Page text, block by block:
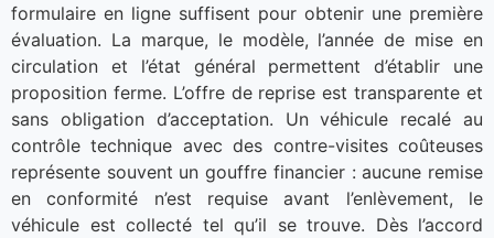
formulaire en ligne suffisent pour obtenir une première
évaluation. La marque, le modèle, l’année de mise en
circulation et l’état général permettent d’établir une
proposition ferme. L’offre de reprise est transparente et
sans obligation d’acceptation. Un véhicule recalé au
contrôle technique avec des contre-visites coûteuses
représente souvent un gouffre financier : aucune remise
en conformité n’est requise avant l’enlèvement, le
véhicule est collecté tel qu’il se trouve. Dès l’accord